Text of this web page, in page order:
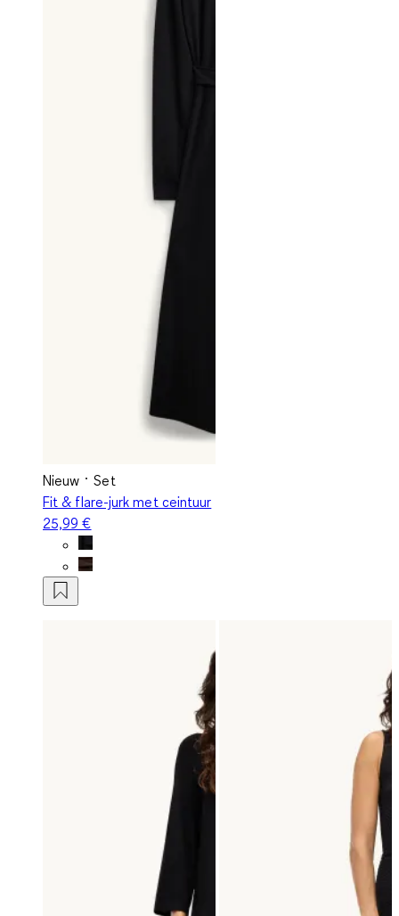
Nieuw
Set
Fit & flare-jurk met ceintuur
25,99 €